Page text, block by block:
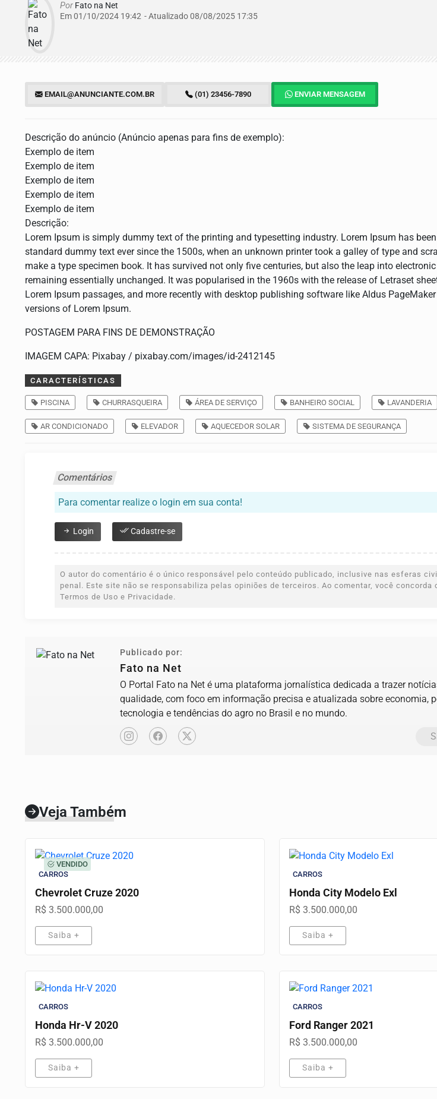
Por Fato na Net
Em 01/10/2024 19:42 - Atualizado08/08/2025 17:35
EMAIL@ANUNCIANTE.COM.BR (01) 23456-7890 ENVIAR MENSAGEM
Descrição do anúncio (Anúncio apenas para fins de exemplo):
Exemplo de item
Exemplo de item
Exemplo de item
Exemplo de item
Exemplo de item
Descrição:
Lorem Ipsum is simply dummy text of the printing and typesetting industry. Lorem Ipsum has
standard dummy text ever since the 1500s, when an unknown printer took a galley of type and
make a type specimen book. It has survived not only five centuries, but also the leap into
remaining essentially unchanged. It was popularised in the 1960s with the release of Letraset
Lorem Ipsum passages, and more recently with desktop publishing software like Aldus
versions of Lorem Ipsum.
POSTAGEM PARA FINS DE DEMONSTRAÇÃO
IMAGEM CAPA: Pixabay / pixabay.com/images/id-2412145
CARACTERÍSTICAS
PISCINA CHURRASQUEIRA ÁREA DE SERVIÇO BANHEIRO SOCIAL LAVANDERIA
AR CONDICIONADO ELEVADOR AQUECEDOR SOLAR SISTEMA DE SEGURANÇA
Comentários
Para comentar realize o login em sua conta!
Login Cadastre-se
O autor do comentário é o único responsável pelo conteúdo publicado, inclusive nas esferas
penal. Este site não se responsabiliza pelas opiniões de terceiros. Ao comentar, você concorda
Termos de Uso e Privacidade.
Publicado por:
Fato na Net
O Portal Fato na Net é uma plataforma jornalística dedicada a trazer
qualidade, com foco em informação precisa e atualizada sobre economia,
tecnologia e tendências do agro no Brasil e no mundo.
Veja Também
VENDIDO
CARROS
Chevrolet Cruze 2020
R$ 3.500.000,00
Saiba +
CARROS
Honda City Modelo Exl
R$ 3.500.000,00
Saiba +
CARROS
Honda Hr-V 2020
R$ 3.500.000,00
Saiba +
CARROS
Ford Ranger 2021
R$ 3.500.000,00
Saiba +